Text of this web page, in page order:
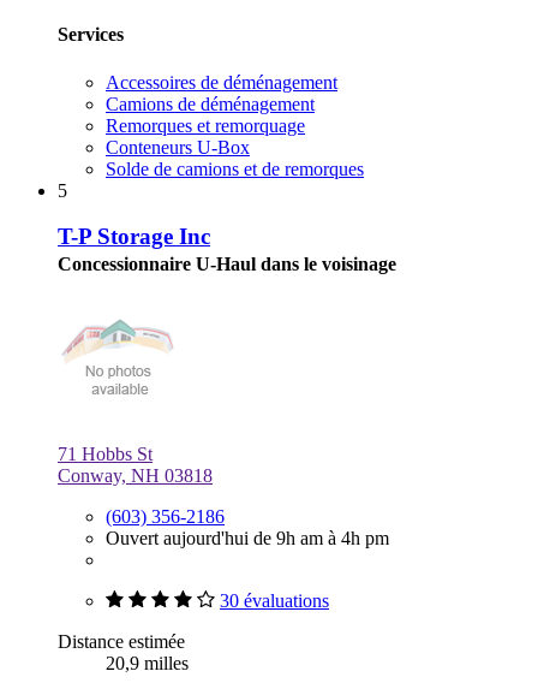
Services
Accessoires de déménagement
Camions de déménagement
Remorques et remorquage
Conteneurs U-Box
Solde de camions et de remorques
5
T-P Storage Inc
Concessionnaire U-Haul dans le voisinage
71 Hobbs St
Conway, NH 03818
(603) 356-2186
Ouvert aujourd'hui de 9h am à 4h pm
30 évaluations
Distance estimée
20,9 milles